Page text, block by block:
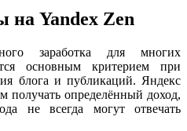
на Yandex Zen
заработка для многих
основным критерием при
блога и публикаций. Яндекс
получать определённый доход,
не всегда могут отвечать